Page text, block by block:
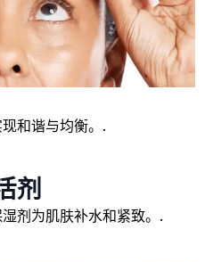
和谐与均衡。.
剂
剂为肌肤补水和紧致。.